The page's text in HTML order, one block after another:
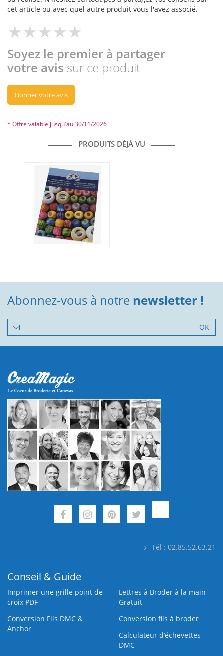
cet article ou avec quel autre produit vous l'avez associé.
Soyez le premier à partager
votre avis sur ce produit
Donner votre avis
* Offre valable jusqu'au 30/11/2026
PRODUITS DÉJÀ VU
Abonnez-vous à notre newsletter !
OK
Tél : 02.85.52.63.21
Conseil & Guide
Imprimer une grille point de
croix PDF
Lettres à Broder à la main
Gratuit
Conversion Fils DMC &
Anchor
Conversion fils à broder
Calculateur d’échevettes
DMC